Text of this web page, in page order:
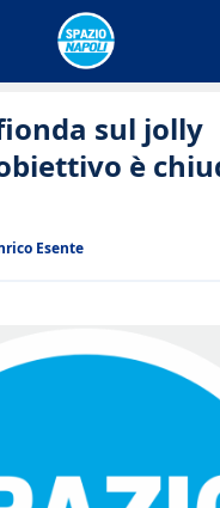
sul jolly
è
Esente